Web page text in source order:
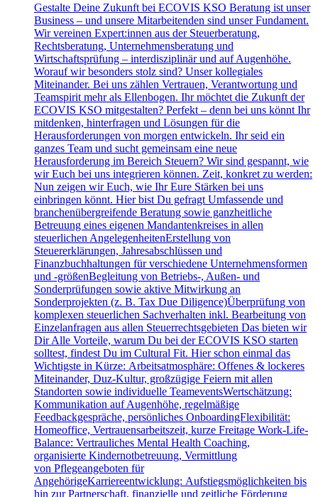
Gestalte Deine Zukunft bei ECOVIS KSO Beratung ist unser
Business – und unsere Mitarbeitenden sind unser Fundament.
Wir vereinen Expert:innen aus der Steuerberatung,
Rechtsberatung, Unternehmensberatung und
Wirtschaftsprüfung – interdisziplinär und auf Augenhöhe.
Worauf wir besonders stolz sind? Unser kollegiales
Miteinander. Bei uns zählen Vertrauen, Verantwortung und
Teamspirit mehr als Ellenbogen. Ihr möchtet die Zukunft der
ECOVIS KSO mitgestalten? Perfekt – denn bei uns könnt Ihr
mitdenken, hinterfragen und Lösungen für die
Herausforderungen von morgen entwickeln. Ihr seid ein
ganzes Team und sucht gemeinsam eine neue
Herausforderung im Bereich Steuern? Wir sind gespannt, wie
wir Euch bei uns integrieren können. Zeit, konkret zu werden:
Nun zeigen wir Euch, wie Ihr Eure Stärken bei uns
einbringen könnt. Hier bist Du gefragt Umfassende und
branchenübergreifende Beratung sowie ganzheitliche
Betreuung eines eigenen Mandantenkreises in allen
steuerlichen AngelegenheitenErstellung von
Steuererklärungen, Jahresabschlüssen und
Finanzbuchhaltungen für verschiedene Unternehmensformen
und -größenBegleitung von Betriebs-, Außen- und
Sonderprüfungen sowie aktive Mitwirkung an
Sonderprojekten (z. B. Tax Due Diligence)Überprüfung von
komplexen steuerlichen Sachverhalten inkl. Bearbeitung von
Einzelanfragen aus allen Steuerrechtsgebieten Das bieten wir
Dir Alle Vorteile, warum Du bei der ECOVIS KSO starten
solltest, findest Du im Cultural Fit. Hier schon einmal das
Wichtigste in Kürze: Arbeitsatmosphäre: Offenes & lockeres
Miteinander, Duz-Kultur, großzügige Feiern mit allen
Standorten sowie individuelle TeameventsWertschätzung:
Kommunikation auf Augenhöhe, regelmäßige
Feedbackgespräche, persönliches OnboardingFlexibilität:
Homeoffice, Vertrauensarbeitszeit, kurze Freitage Work-Life-
Balance: Vertrauliches Mental Health Coaching,
organisierte Kindernotbetreuung, Vermittlung
von Pflegeangeboten für
AngehörigeKarriereentwicklung: Aufstiegsmöglichkeiten bis
hin zur Partnerschaft, finanzielle und zeitliche Förderung